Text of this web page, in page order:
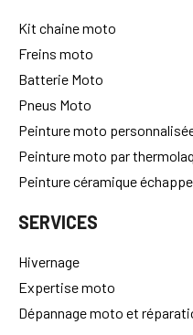
Kit chaine moto
Freins moto
Batterie Moto
Pneus Moto
Peinture moto
Peinture moto par
Peinture céramique
SERVICES
Hivernage
Expertise moto
Dépannage moto et